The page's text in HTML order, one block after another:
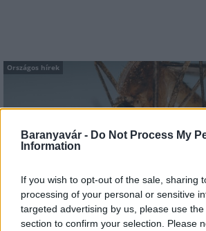
Baranyavár - Do Not Process My
Information
If you wish to opt-out of the sale, sharing
processing of your personal or sensitive
targeted advertising by us, please use
section to confirm your selection. Please
Országos hírek
A lakosságra is fontos szerep hárul
elkerülésében